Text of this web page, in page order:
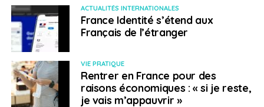
Emmanuel Langlois
ACTUALITÉS INTERNATIONALES
France Identité s’étend aux
Français de l’étranger
VIE PRATIQUE
Rentrer en France pour des
raisons économiques : « si je reste,
je vais m’appauvrir »